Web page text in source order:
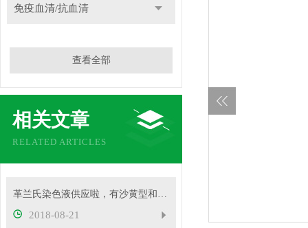
免疫血清/抗血清
查看全部
相关文章
RELATED ARTICLES
革兰氏染色液供应啦，有沙黄型和复红型两种，赶快来了解吧
2018-08-21